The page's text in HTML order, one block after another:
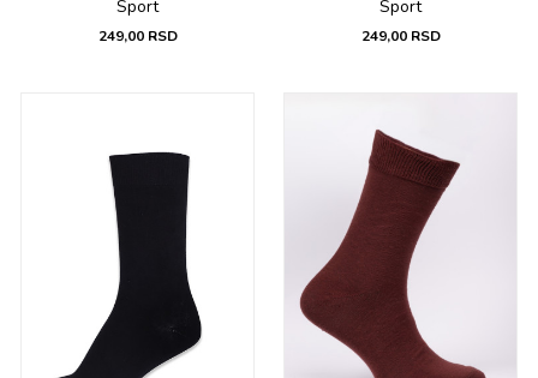
Sport
249,00 RSD
Sport
249,00 RSD